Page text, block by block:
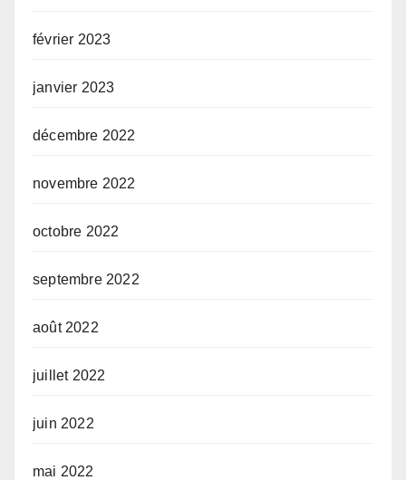
février 2023
janvier 2023
décembre 2022
novembre 2022
octobre 2022
septembre 2022
août 2022
juillet 2022
juin 2022
mai 2022